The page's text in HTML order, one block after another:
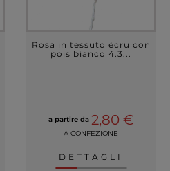
Rosa in tessuto écru con
pois bianco 4.3...
a partire da 2,80 €
A CONFEZIONE
DETTAGLI